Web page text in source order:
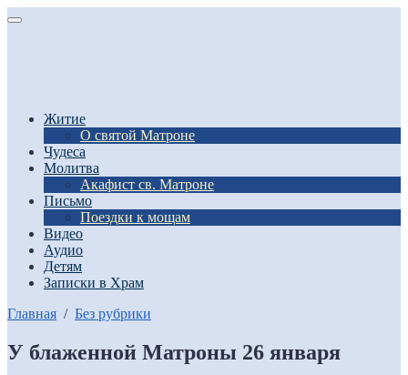
Житие
О святой Матроне
Чудеса
Молитва
Акафист св. Матроне
Письмо
Поездки к мощам
Видео
Аудио
Детям
Записки в Храм
Главная / Без рубрики
У блаженной Матроны 26 января